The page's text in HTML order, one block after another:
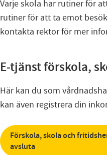
Varje skola har rutiner för
rutiner för att ta emot
kontakta rektor för mer
E-tjänst förskola,
Här kan du som
kan även registrera din
Förskola, skola och
avsluta